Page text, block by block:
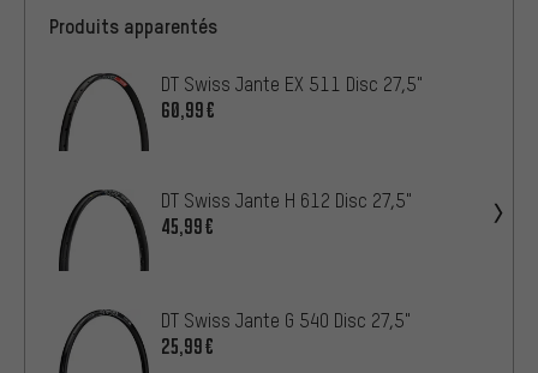
Produits apparentés
DT Swiss Jante EX 511 Disc 27,5"
60,99€
DT Swiss Jante H 612 Disc 27,5"
45,99€
DT Swiss Jante G 540 Disc 27,5"
25,99€